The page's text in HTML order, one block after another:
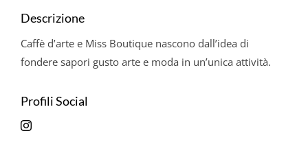
Descrizione
Caffè d’arte e Miss Boutique nascono dall’idea di
fondere sapori gusto arte e moda in un’unica attività.
Profili Social